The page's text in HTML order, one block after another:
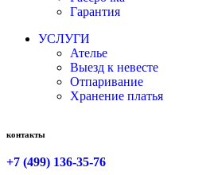
Гарантия
УСЛУГИ
Ателье
Выезд к невесте
Отпаривание
Хранение платья
контакты
+7 (499) 136-35-76